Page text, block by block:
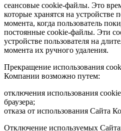
сеансовые cookie-файлы. Это
которые хранятся на устройстве
момента, когда пользователь
постоянные cookie-файлы. Эти
устройстве пользователя на
момента их ручного удаления.
Прекращение использования
Компании возможно путем:
отключения использования
браузера;
отказа от использования Сайта
Отключение используемых